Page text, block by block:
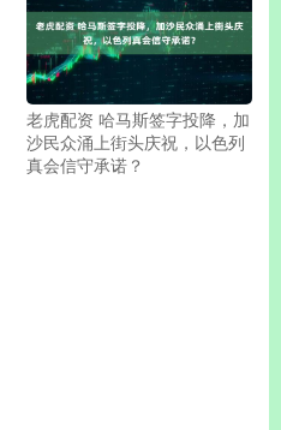
老虎配资 哈马斯签字投降，加
沙民众涌上街头庆祝，以色列
真会信守承诺？